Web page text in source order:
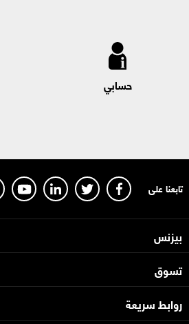
حسابي
تابعنا على
بيزنس
تسوق
روابط سريعة